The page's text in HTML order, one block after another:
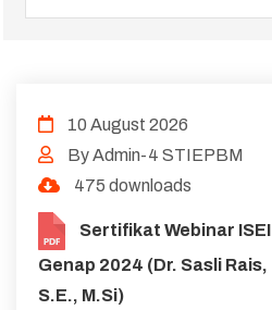
10 August 2026
By Admin-4 STIEPBM
475 downloads
Sertifikat Webinar ISEI
Genap 2024 (Dr. Sasli Rais,
S.E., M.Si)